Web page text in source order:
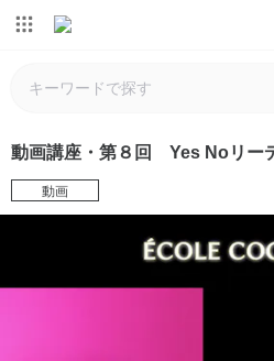
動画講座・第８回 Yes Noリー
動画